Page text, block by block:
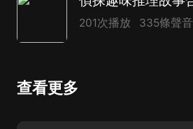
201次播放 335條聲音
查看更多